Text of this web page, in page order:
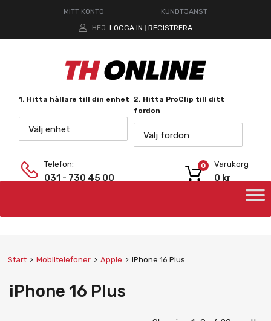
MITT KONTO
KUNDTJÄNST
HEJ. LOGGA IN REGISTRERA
1. Hitta hållare till din enhet
Välj enhet
2. Hitta ProClip till ditt
fordon
Välj fordon
Telefon:
031 - 730 45 00
Varukorg
0 kr
0
Start Mobiltelefoner Apple iPhone 16 Plus
iPhone 16 Plus